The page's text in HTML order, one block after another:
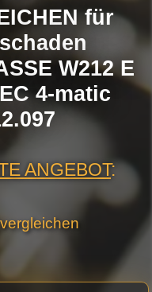
für
W212 E
4-matic
ANGEBOT: